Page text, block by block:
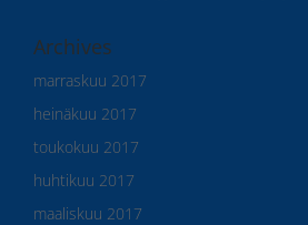
Archives
marraskuu 2017
heinäkuu 2017
toukokuu 2017
huhtikuu 2017
maaliskuu 2017